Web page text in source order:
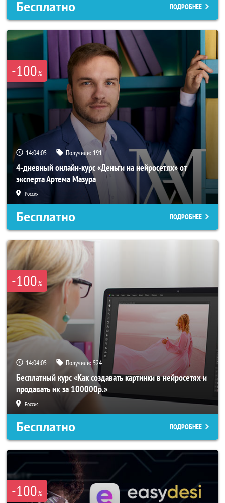
Бесплатно ПОДРОБНЕЕ
-100%
14:04:04 Получили: 191
4-дневный онлайн-курс «Деньги на нейросетях» от
эксперта Артема Мазура
Россия
Бесплатно ПОДРОБНЕЕ
-100%
14:04:04 Получили: 524
Бесплатный курс «Как создавать картинки в нейросетях и
продавать их за 100000р.»
Россия
Бесплатно ПОДРОБНЕЕ
-100%